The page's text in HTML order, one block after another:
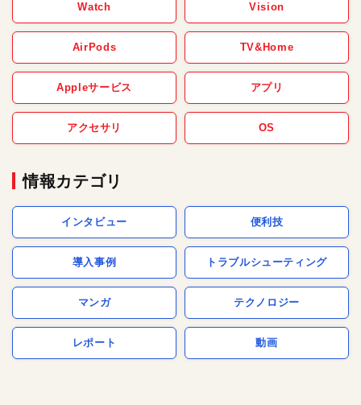
Watch Vision
AirPods TV&Home
Appleサービス アプリ
アクセサリ OS
情報カテゴリ
インタビュー 便利技
導入事例 トラブルシューティング
マンガ テクノロジー
レポート 動画